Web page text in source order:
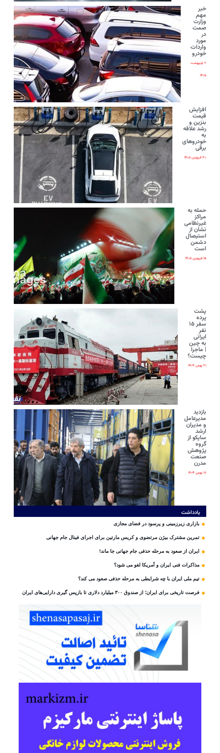
خبر
مهم
وزارت
صمت
در
مورد
واردات
خودرو
۲ اردیبهشت
۱۴۰۵
افزایش
قیمت
بنزین و
رشد علاقه
به
خودروهای
برقی
۳۰ فروردین ۱۴۰۵
حمله به
مراکز
غیرنظامی
نشان از
استیصال
دشمن
است
۱۵ فروردین ۱۴۰۵
پشت
پرده
سفر ۱۵
نفر
ایرانی‌
به چین
| ماجرا
چیست؟
۲۱ بهمن ۱۴۰۴
بازدید
مدیرعامل
و مدیران
ارشد
ساپکو از
گروه
پژوهش
صنعت
مدرن
۱۸ بهمن ۱۴۰۴
یادداشت
بازاری زیرزمینی و پرسود در فضای مجازی
تمرین مشترک بیژن مرتضوی و کریس مارتین برای اجرای فینال جام جهانی
ایران از صعود به مرحله حذفی جام جهانی جا ماند!
مذاکرات فنی ایران و آمریکا لغو می شود؟
تیم ملی ایران با چه شرایطی به مرحله حذفی صعود می کند؟
فرصت تاریخی برای ایران؛ از صندوق ۳۰۰ میلیارد دلاری تا بازپس گیری دارایی‌های ایران